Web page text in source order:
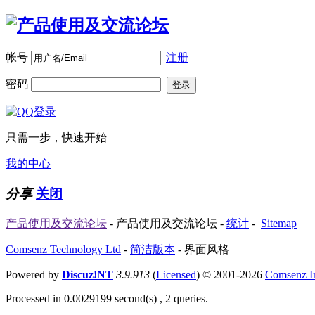
帐号 注册
密码 登录
只需一步，快速开始
我的中心
分享 关闭
产品使用及交流论坛 - 产品使用及交流论坛 - 统计 - Sitemap
Comsenz Technology Ltd - 简洁版本 - 界面风格
Powered by Discuz!NT 3.9.913 (Licensed) © 2001-2026 Comsenz
Processed in 0.0029199 second(s) , 2 queries.